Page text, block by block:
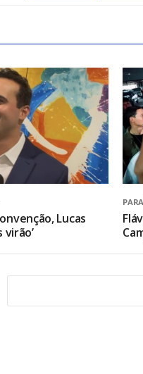
Lucas
virão’